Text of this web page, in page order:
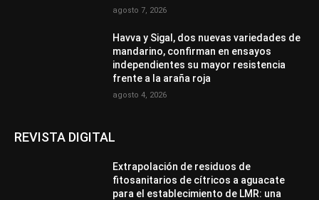
agosto 7, 2026
Havva y Sigal, dos nuevas variedades de
mandarino, confirman en ensayos
independientes su mayor resistencia
frente a la araña roja
agosto 4, 2026
REVISTA DIGITAL
Extrapolación de residuos de
fitosanitarios de cítricos a aguacate
para el establecimiento de LMR: una